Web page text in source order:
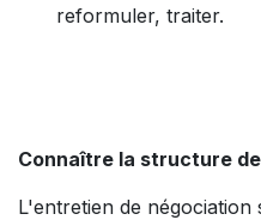
reformuler, traiter.
Connaître la structure
L'entretien de